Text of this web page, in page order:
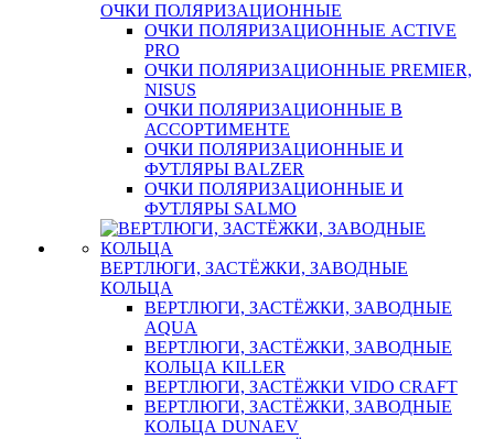
ОЧКИ ПОЛЯРИЗАЦИОННЫЕ
ОЧКИ ПОЛЯРИЗАЦИОННЫЕ ACTIVE
PRO
ОЧКИ ПОЛЯРИЗАЦИОННЫЕ PREMIER,
NISUS
ОЧКИ ПОЛЯРИЗАЦИОННЫЕ В
АССОРТИМЕНТЕ
ОЧКИ ПОЛЯРИЗАЦИОННЫЕ И
ФУТЛЯРЫ BALZER
ОЧКИ ПОЛЯРИЗАЦИОННЫЕ И
ФУТЛЯРЫ SALMO
ВЕРТЛЮГИ, ЗАСТЁЖКИ, ЗАВОДНЫЕ
КОЛЬЦА
ВЕРТЛЮГИ, ЗАСТЁЖКИ, ЗАВОДНЫЕ
AQUA
ВЕРТЛЮГИ, ЗАСТЁЖКИ, ЗАВОДНЫЕ
КОЛЬЦА KILLER
ВЕРТЛЮГИ, ЗАСТЁЖКИ VIDO CRAFT
ВЕРТЛЮГИ, ЗАСТЁЖКИ, ЗАВОДНЫЕ
КОЛЬЦА DUNAEV